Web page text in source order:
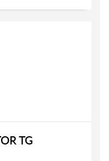
TG